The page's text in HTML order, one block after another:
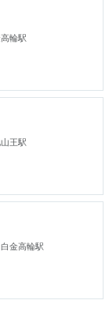
輪駅
王駅
金高輪駅